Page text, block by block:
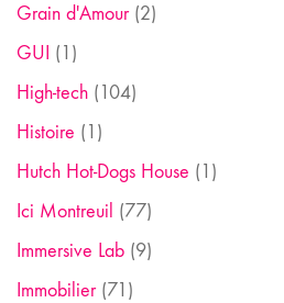
Grain d'Amour(2)
GUI (1)
High-tech (104)
Histoire (1)
Hutch Hot-Dogs House (1)
Ici Montreuil (77)
Immersive Lab (9)
Immobilier(71)